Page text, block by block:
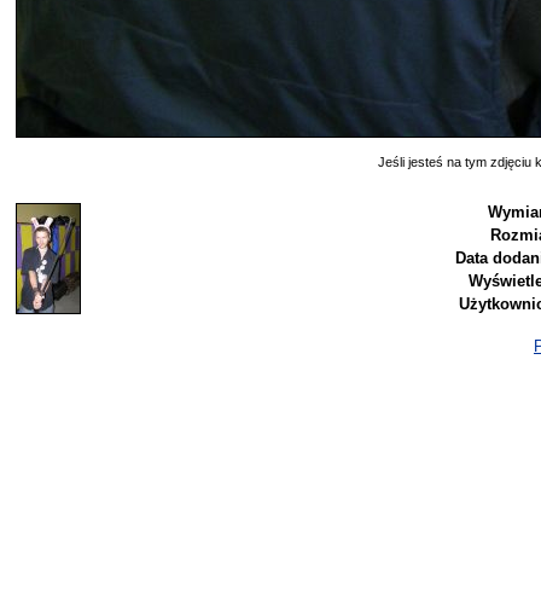
Jeśli jesteś na tym zdjęciu
Data